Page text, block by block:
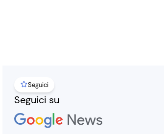
Seguici
Seguici su